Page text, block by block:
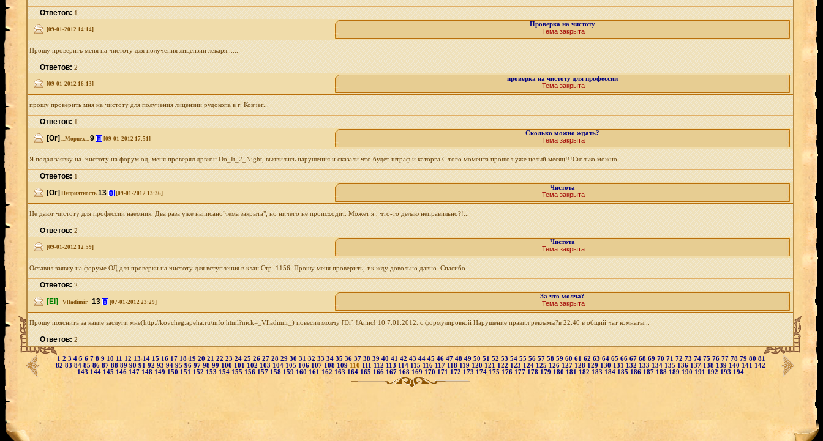
Ответов:1
[09-01-2012 14:14]
Проверка на чистоту
Тема закрыта
Прошу проверить меня на чистоту для получения лицензии лекаря......
Ответов:2
[09-01-2012 16:13]
проверка на чистоту для профессии
Тема закрыта
прошу проверить мня на чистоту для получения лицензии рудокопа в г. Ковчег...
Ответов:1
[Or] ...Морпех... 9 [i] [09-01-2012 17:51]
Сколько можно ждать?
Тема закрыта
Я подал заявку на чистоту на форум од, меня проверял дрвкон Do_It_2_Night, выявились нарушения и сказали что будет штраф и каторга.С того момента прошол уже целый месяц!!!Сколько можно...
Ответов:1
[Or] Неприятность 13 [i] [09-01-2012 13:36]
Чистота
Тема закрыта
Не дают чистоту для профессии наемник. Два раза уже написано"тема закрыта", но ничего не происходит. Может я , что-то делаю неправильно?!...
Ответов:2
[09-01-2012 12:59]
Чистота
Тема закрыта
Оставил заявку на форуме ОД для проверки на чистоту для вступления в клан.Стр. 1156. Прошу меня проверить, т.к жду довольно давно. Спасибо...
Ответов:2
[El] _Vlladimir_ 13 [i] [07-01-2012 23:29]
За что молча?
Тема закрыта
Прошу пояснить за какие заслуги мне(http://kovcheg.apeha.ru/info.html?nick=_Vlladimir_) повесил молчу [Dr] !Апис! 10 7.01.2012. с формулировкой Нарушение правил рекламы?в 22:40 в общий чат комнаты...
Ответов:2
1 2 3 45 6 7 8 9 10 11 12 1314 15 16 17 1819 20 21 22 23 24 25 26 27 28 29 30 3132 33 34 35 36 37 38 39 40 41 42 43 44 45 46 47 48 49 50 51 52 53 54 55 56 57 58 59 6061 62 63 64 65 66 67 68 69 70 71 72 73 74 75 76 77 78 79 80 81
82 83 84 85 86 87 88 89 90 91 92 93 94 95 96 97 98 99 100 101 102 103 104 105 106 107 108 109 110 111 112 113 114 115 116 117118 119 120 121 122 123 124 125 126 127 128 129 130 131 132 133 134 135 136 137 138 139 140 141
142
143 144 145 146 147 148 149 150 151 152 153 154 155 156 157 158 159 160 161 162 163 164 165 166 167 168 169 170 171 172 173 174 175 176 177 178 179 180 181 182 183 184 185 186 187 188 189 190 191 192 193 194